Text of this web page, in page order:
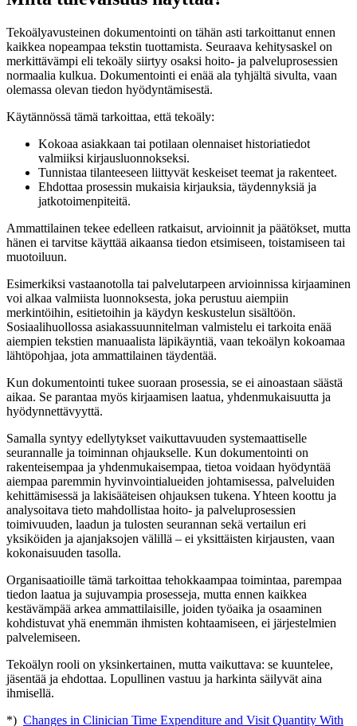
Tekoälyavusteinen dokumentointi on tähän asti tarkoittanut ennen
kaikkea nopeampaa tekstin tuottamista. Seuraava kehitysaskel on
merkittävämpi eli tekoäly siirtyy osaksi hoito‑ ja palveluprosessien
normaalia kulkua. Dokumentointi ei enää ala tyhjältä sivulta, vaan
olemassa olevan tiedon hyödyntämisestä.
Käytännössä tämä tarkoittaa, että tekoäly:
Kokoaa asiakkaan tai potilaan olennaiset historiatiedot
valmiiksi kirjausluonnokseksi.
Tunnistaa tilanteeseen liittyvät keskeiset teemat ja rakenteet.
Ehdottaa prosessin mukaisia kirjauksia, täydennyksiä ja
jatkotoimenpiteitä.
Ammattilainen tekee edelleen ratkaisut, arvioinnit ja päätökset, mutta
hänen ei tarvitse käyttää aikaansa tiedon etsimiseen, toistamiseen tai
muotoiluun.
Esimerkiksi vastaanotolla tai palvelutarpeen arvioinnissa kirjaaminen
voi alkaa valmiista luonnoksesta, joka perustuu aiempiin
merkintöihin, esitietoihin ja käydyn keskustelun sisältöön.
Sosiaalihuollossa asiakassuunnitelman valmistelu ei tarkoita enää
aiempien tekstien manuaalista läpikäyntiä, vaan tekoälyn kokoamaa
lähtöpohjaa, jota ammattilainen täydentää.
Kun dokumentointi tukee suoraan prosessia, se ei ainoastaan säästä
aikaa. Se parantaa myös kirjaamisen laatua, yhdenmukaisuutta ja
hyödynnettävyyttä.
Samalla syntyy edellytykset vaikuttavuuden systemaattiselle
seurannalle ja toiminnan ohjaukselle. Kun dokumentointi on
rakenteisempaa ja yhdenmukaisempaa, tietoa voidaan hyödyntää
aiempaa paremmin hyvinvointialueiden johtamisessa, palveluiden
kehittämisessä ja lakisääteisen ohjauksen tukena. Yhteen koottu ja
analysoitava tieto mahdollistaa hoito‑ ja palveluprosessien
toimivuuden, laadun ja tulosten seurannan sekä vertailun eri
yksiköiden ja ajanjaksojen välillä – ei yksittäisten kirjausten, vaan
kokonaisuuden tasolla.
Organisaatioille tämä tarkoittaa tehokkaampaa toimintaa, parempaa
tiedon laatua ja sujuvampia prosesseja, mutta ennen kaikkea
kestävämpää arkea ammattilaisille, joiden työaika ja osaaminen
kohdistuvat yhä enemmän ihmisten kohtaamiseen, ei järjestelmien
palvelemiseen.
Tekoälyn rooli on yksinkertainen, mutta vaikuttava: se kuuntelee,
jäsentää ja ehdottaa. Lopullinen vastuu ja harkinta säilyvät aina
ihmisellä.
*) Changes in Clinician Time Expenditure and Visit Quantity With